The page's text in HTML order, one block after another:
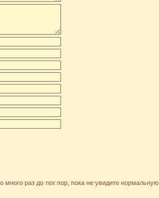
много раз до тех пор, пока не увидите нормальную